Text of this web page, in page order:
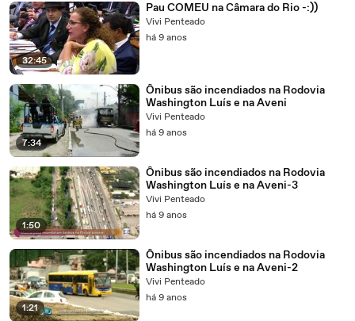
32:45
Pau COMEU na Câmara do Rio -:))
Vivi Penteado
há 9 anos
7:34
Ônibus são incendiados na Rodovia
Washington Luís e na Aveni
Vivi Penteado
há 9 anos
1:50
Ônibus são incendiados na Rodovia
Washington Luís e na Aveni-3
Vivi Penteado
há 9 anos
1:21
Ônibus são incendiados na Rodovia
Washington Luís e na Aveni-2
Vivi Penteado
há 9 anos